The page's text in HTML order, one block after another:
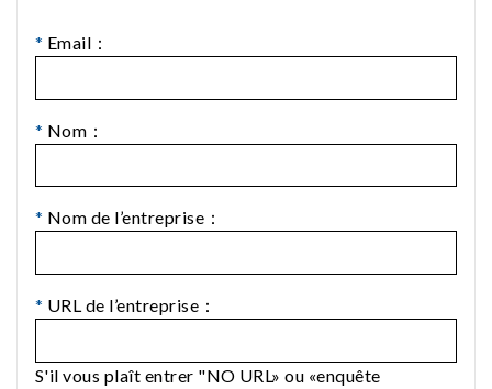
* Email：
* Nom：
* Nom de l’entreprise：
* URL de l’entreprise：
S'il vous plaît entrer "NO URL» ou «enquête